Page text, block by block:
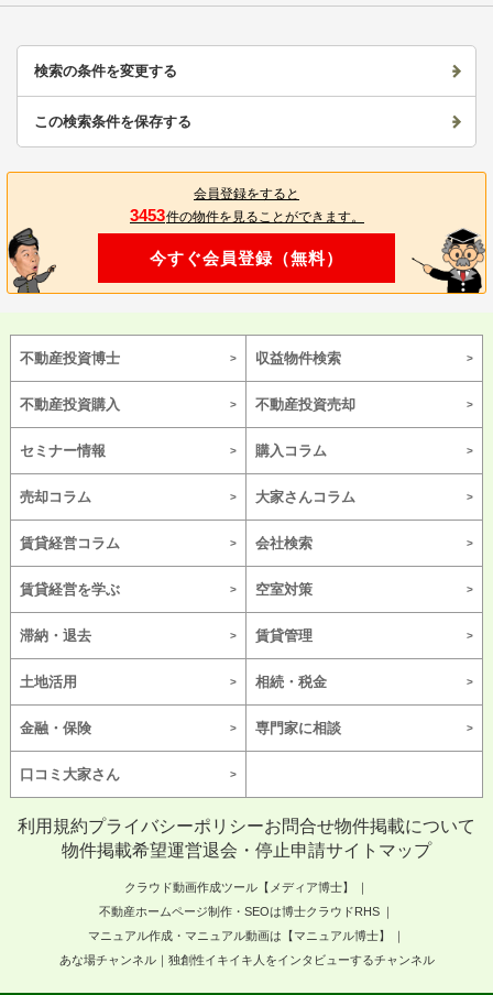
検索の条件を変更する
この検索条件を保存する
会員登録をすると
3453件の物件を見ることができます。
今すぐ会員登録（無料）
不動産投資博士 収益物件検索
不動産投資購入 不動産投資売却
セミナー情報 購入コラム
売却コラム 大家さんコラム
賃貸経営コラム 会社検索
賃貸経営を学ぶ 空室対策
滞納・退去 賃貸管理
土地活用 相続・税金
金融・保険 専門家に相談
口コミ大家さん
利用規約プライバシーポリシーお問合せ物件掲載について
物件掲載希望運営退会・停止申請サイトマップ
クラウド動画作成ツール【メディア博士】
不動産ホームページ制作・SEOは博士クラウドRHS
マニュアル作成・マニュアル動画は【マニュアル博士】
あな場チャンネル｜独創性イキイキ人をインタビューするチャンネル